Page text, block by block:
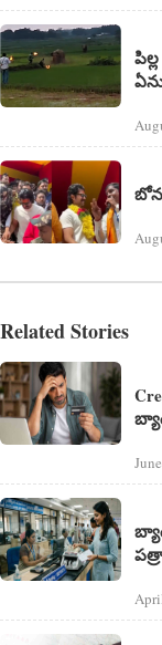
Related Stories